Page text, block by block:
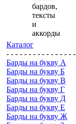
Каталог
- - - - - - - - - - - - - - - -
Барды на букву А
Барды на букву Б
Барды на букву В
Барды на букву Г
Барды на букву Д
Барды на букву Е
Барды на букву Ж